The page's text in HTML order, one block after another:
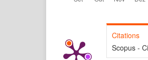
Citations
Scopus -